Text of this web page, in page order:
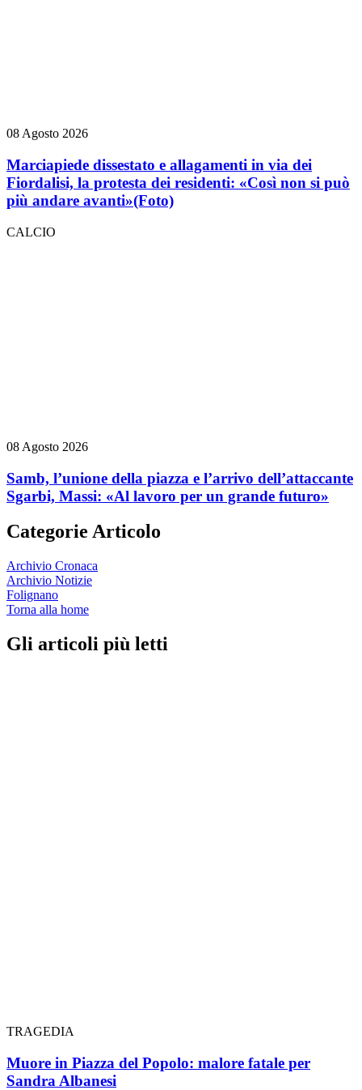
08 Agosto 2026
Marciapiede dissestato e allagamenti in via dei
Fiordalisi, la protesta dei residenti: «Così non si può
più andare avanti»(Foto)
CALCIO
08 Agosto 2026
Samb, l’unione della piazza e l’arrivo dell’attaccante
Sgarbi, Massi: «Al lavoro per un grande futuro»
Categorie Articolo
Archivio Cronaca
Archivio Notizie
Folignano
Torna alla home
Gli articoli più letti
TRAGEDIA
Muore in Piazza del Popolo: malore fatale per
Sandra Albanesi